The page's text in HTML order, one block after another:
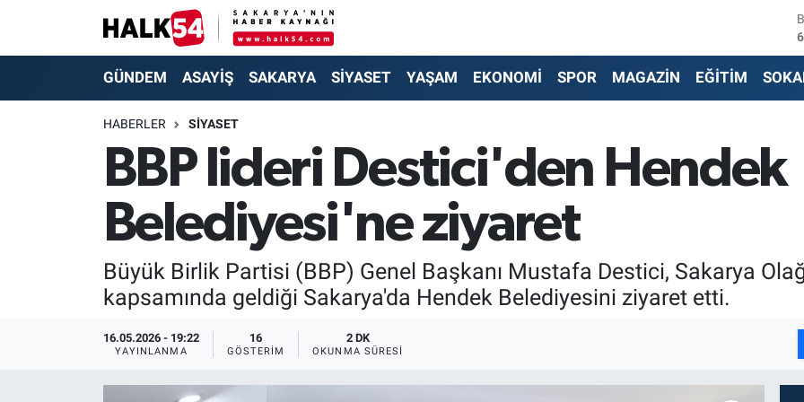
GÜNDEM ASAYİŞ SAKARYA SİYASET YAŞAM EKONOMİ SPOR MAGAZİN EĞİTİM
HABERLER SİYASET
BBP lideri Destici'den Hendek
Belediyesi'ne ziyaret
Büyük Birlik Partisi (BBP) Genel Başkanı Mustafa Destici, Sakarya
kapsamında geldiği Sakarya'da Hendek Belediyesini ziyaret etti.
16.05.2026 - 19:22
YAYINLANMA
16
GÖSTERIM
2 DK
OKUNMA SÜRESI
GÜNDEM
SAKARYA
EKONOMİ
SOKAK RÖPORTAJLARI
Adapazarı Nöbetçi Eczaneler
Adapazarı Hava Durumu
Adapazarı Trafik Yoğunluk Haritası
Süper Lig Puan Durumu ve Fikstür
Son Dakika Haberleri
Haber Arşivi